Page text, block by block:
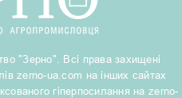
"Зерно". Всі права захищені
zerno-ua.com на інших сайтах
гіперпосилання на zerno-